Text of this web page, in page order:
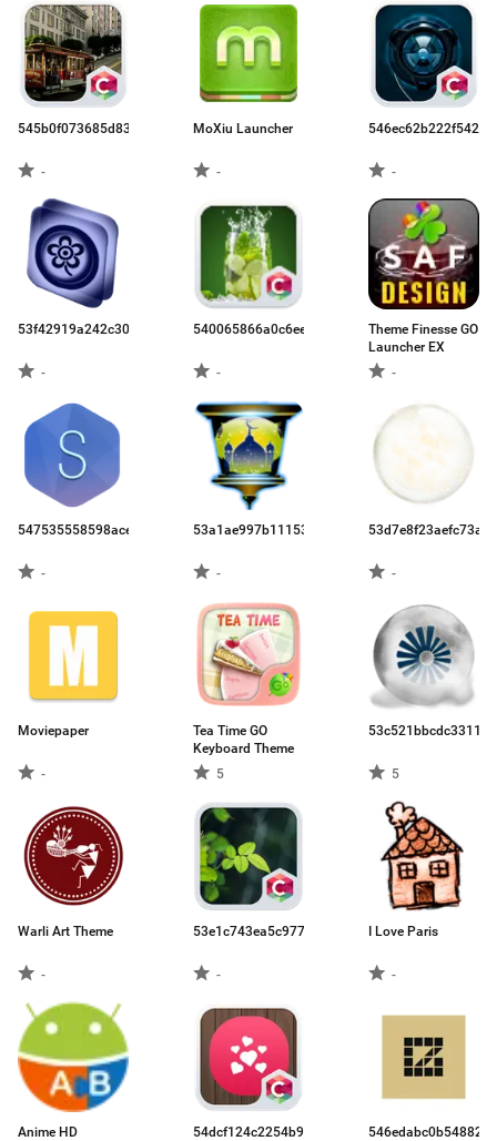
545b0f073685d83f2fc283fc.apk
-
MoXiu Launcher
- -
53f42919a242c30a49029116.apk
-
540065866a0c6ee726c16f4f.apk
-
Theme Finesse GO
Launcher EX
-
547535558598acee43a52995.apk
-
53a1ae997b111530271e503e.apk
- -
Moviepaper
-
Tea Time GO
Keyboard Theme
5
5
Warli Art Theme
-
53e1c743ea5c977541397574.apk
-
I Love Paris
-
Anime HD
54dcf124c2254b906f091cef.apk